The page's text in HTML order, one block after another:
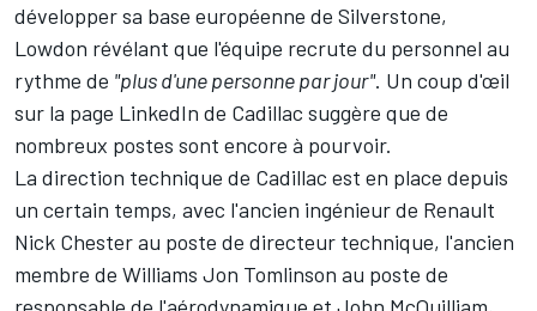
développer sa base européenne de Silverstone,
Lowdon révélant que l'équipe recrute du personnel au
rythme de "plus d'une personne par jour". Un coup d'œil
sur la page LinkedIn de Cadillac suggère que de
nombreux postes sont encore à pourvoir.
La direction technique de Cadillac est en place depuis
un certain temps, avec l'ancien ingénieur de Renault
Nick Chester au poste de directeur technique, l'ancien
membre de Williams Jon Tomlinson au poste de
responsable de l'aérodynamique et John McQuilliam,